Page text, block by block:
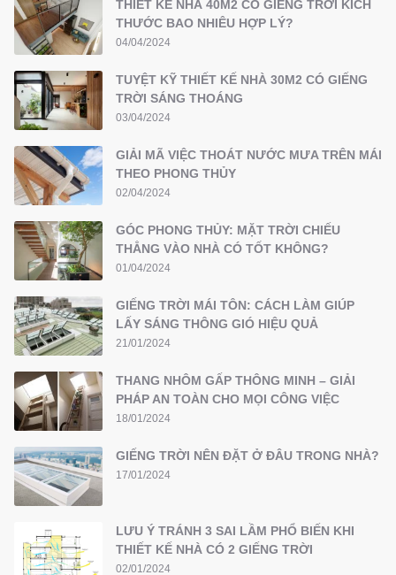
THIẾT KẾ NHÀ 40M2 CÓ GIẾNG TRỜI KÍCH
THƯỚC BAO NHIÊU HỢP LÝ?
04/04/2024
TUYỆT KỸ THIẾT KẾ NHÀ 30M2 CÓ GIẾNG
TRỜI SÁNG THOÁNG
03/04/2024
GIẢI MÃ VIỆC THOÁT NƯỚC MƯA TRÊN MÁI
THEO PHONG THỦY
02/04/2024
GÓC PHONG THỦY: MẶT TRỜI CHIẾU
THẲNG VÀO NHÀ CÓ TỐT KHÔNG?
01/04/2024
GIẾNG TRỜI MÁI TÔN: CÁCH LÀM GIÚP
LẤY SÁNG THÔNG GIÓ HIỆU QUẢ
21/01/2024
THANG NHÔM GẤP THÔNG MINH – GIẢI
PHÁP AN TOÀN CHO MỌI CÔNG VIỆC
18/01/2024
GIẾNG TRỜI NÊN ĐẶT Ở ĐÂU TRONG NHÀ?
17/01/2024
LƯU Ý TRÁNH 3 SAI LẦM PHỔ BIẾN KHI
THIẾT KẾ NHÀ CÓ 2 GIẾNG TRỜI
02/01/2024